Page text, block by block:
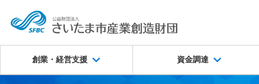
創業・経営支援 資金調達